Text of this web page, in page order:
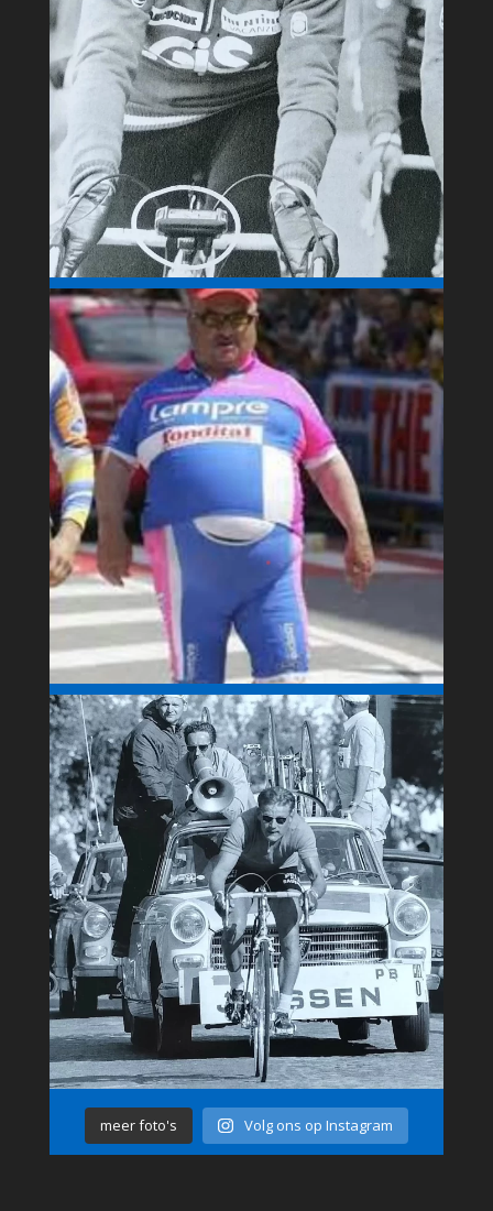
meer foto's Volg ons op Instagram